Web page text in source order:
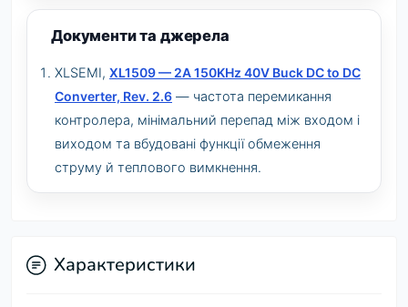
Документи та джерела
XLSEMI, XL1509 — 2A 150KHz 40V Buck DC to DC
Converter, Rev. 2.6 — частота перемикання
контролера, мінімальний перепад між входом і
виходом та вбудовані функції обмеження
струму й теплового вимкнення.
Характеристики